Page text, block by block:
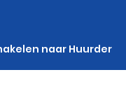
naar Huurder